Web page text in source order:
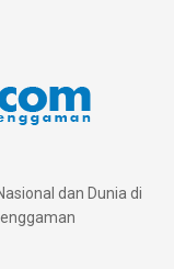
dan Dunia di